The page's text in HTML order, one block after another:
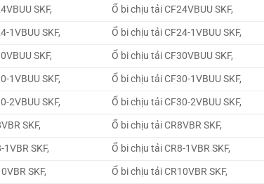
SKF,
Ổ bi chịu tải CF24VBUU SKF,
1VBUU SKF,
Ổ bi chịu tải CF24-1VBUU SKF,
SKF,
Ổ bi chịu tải CF30VBUU SKF,
1VBUU SKF,
Ổ bi chịu tải CF30-1VBUU SKF,
2VBUU SKF,
Ổ bi chịu tải CF30-2VBUU SKF,
SKF,
Ổ bi chịu tải CR8VBR SKF,
SKF,
Ổ bi chịu tải CR8-1VBR SKF,
SKF,
Ổ bi chịu tải CR10VBR SKF,